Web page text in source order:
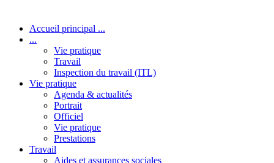
Accueil principal ...
...
Vie pratique
Travail
Inspection du travail (ITL)
Vie pratique
Agenda & actualités
Portrait
Officiel
Vie pratique
Prestations
Travail
Aides et assurances sociales